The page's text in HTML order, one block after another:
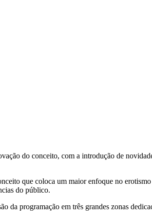
do conceito, com a introdução de
que coloca um maior enfoque no
do público.
da programação em três grandes zonas